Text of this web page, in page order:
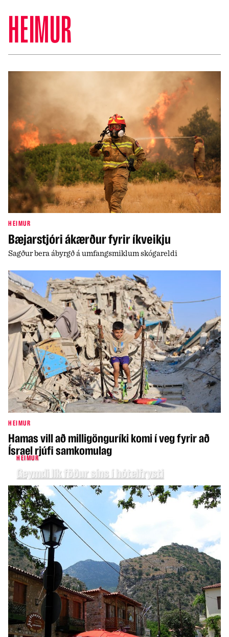
HEIMUR
HEIMUR
Bæjarstjóri ákærður fyrir íkveikju
Sagður bera ábyrgð á umfangsmiklum skógareldi
HEIMUR
Hamas vill að milligönguríki komi í veg fyrir að
Ísrael rjúfi samkomulag
HEIMUR
Geymdi lík föður síns í hótelfrysti